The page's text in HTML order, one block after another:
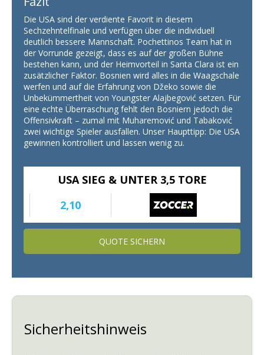
Die USA sind der verdiente Favorit in diesem
Sechzehntelfinale und verfügen über die individuell
deutlich bessere Mannschaft. Pochettinos Team hat in
der Vorrunde gezeigt, dass es auf der großen Bühne
bestehen kann, und der Heimvorteil in Santa Clara ist ein
zusätzlicher Faktor. Bosnien wird alles in die Waagschale
werfen und auf die Erfahrung von Džeko sowie die
Unbekümmertheit von Youngster Alajbegović setzen. Für
eine echte Überraschung fehlt den Bosniern jedoch die
Offensivkraft – zumal mit Muharemović und Tabaković
zwei wichtige Spieler ausfallen. Unser Haupttipp: Die USA
gewinnen kontrolliert und lassen wenig zu.
USA SIEG & UNTER 3,5 TORE
2,10
QUOTE SICHERN
Sicherheitshinweis